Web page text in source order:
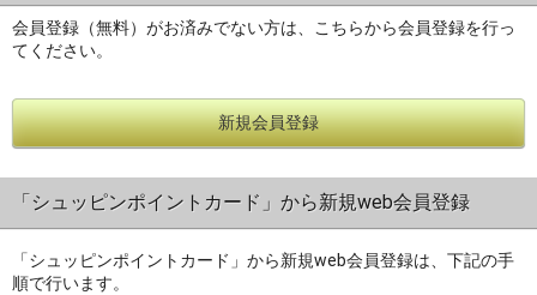
会員登録（無料）がお済みでない方は、こちらから会員登録を行っ
てください。
新規会員登録
「シュッピンポイントカード」から新規web会員登録
「シュッピンポイントカード」から新規web会員登録は、下記の手
順で行います。